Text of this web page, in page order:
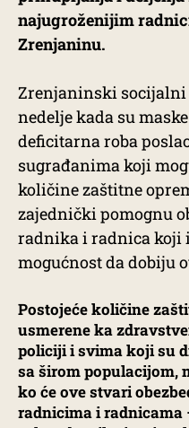
najugroženijim
Zrenjaninu.
Zrenjaninski socijalni
nedelje kada su
deficitarna roba
sugrađanima koji
količine zaštitne
zajednički pomognu
radnika i radnica koji
mogućnost da dobiju
Postojeće količine
usmerene ka
policiji i svima koji su
sa širom populacijom,
ko će ove stvari
radnicima i